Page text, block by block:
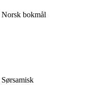
Norsk bokmål
Sørsamisk